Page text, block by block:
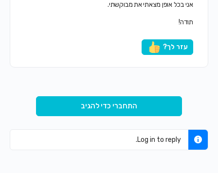
אני בכל אופן מצאתי את מבוקשתי.
תודה!
עזר לך?
התחברי כדי להגיב
Log in to reply.